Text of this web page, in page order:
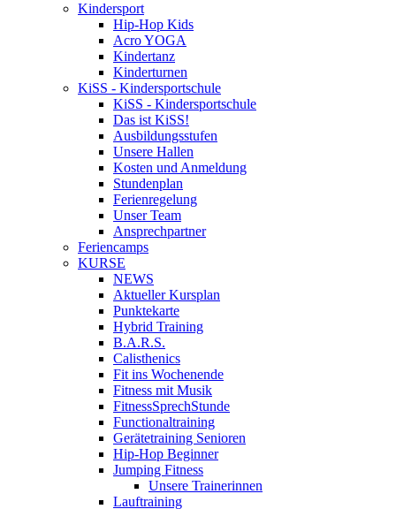
Kindersport
Hip-Hop Kids
Acro YOGA
Kindertanz
Kinderturnen
KiSS - Kindersportschule
KiSS - Kindersportschule
Das ist KiSS!
Ausbildungsstufen
Unsere Hallen
Kosten und Anmeldung
Stundenplan
Ferienregelung
Unser Team
Ansprechpartner
Feriencamps
KURSE
NEWS
Aktueller Kursplan
Punktekarte
Hybrid Training
B.A.R.S.
Calisthenics
Fit ins Wochenende
Fitness mit Musik
FitnessSprechStunde
Functionaltraining
Gerätetraining Senioren
Hip-Hop Beginner
Jumping Fitness
Unsere Trainerinnen
Lauftraining